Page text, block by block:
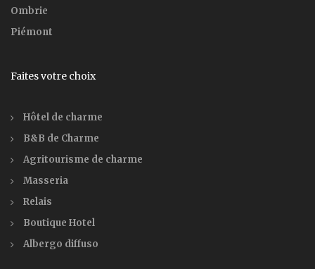
Ombrie
Piémont
Faites votre choix
Hôtel de charme
B&B de Charme
Agritourisme de charme
Masseria
Relais
Boutique Hotel
Albergo diffuso